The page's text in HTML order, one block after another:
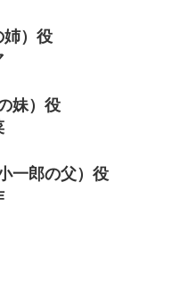
姉）役
妹）役
一郎の父）役